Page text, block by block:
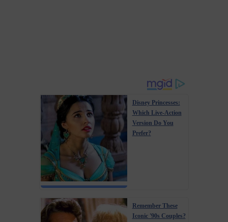
Disney Princesses:
Which Live-Action
Version Do You
Prefer?
Remember These
Iconic '90s Couples?